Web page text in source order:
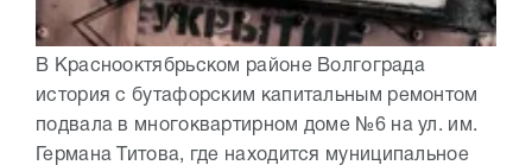
В Краснооктябрьском районе Волгограда
история с бутафорским капитальным ремонтом
подвала в многоквартирном доме №6 на ул. им.
Германа Титова, где находится муниципальное